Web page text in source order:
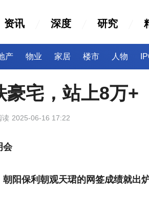
资讯 深度 研究
产 物业 家居 楼市 人物
豪宅，站上8万+
读 2025-06-16 17:22
会
阳保利朝观天珺的网签成绩就出炉